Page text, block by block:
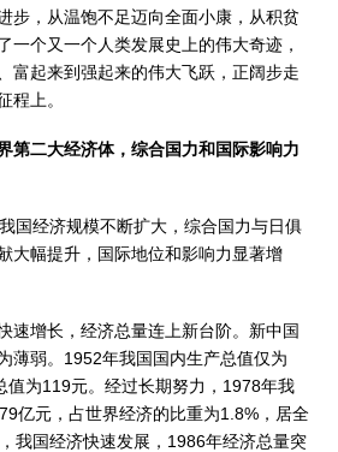
步，从温饱不足迈向全面小康，从积贫
一个又一个人类发展史上的伟大奇迹，
富起来到强起来的伟大飞跃，正阔步走
程上。
第二大经济体，综合国力和国际影响力
国经济规模不断扩大，综合国力与日俱
大幅提升，国际地位和影响力显著增
速增长，经济总量连上新台阶。新中国
薄弱。1952年我国国内生产总值仅为
值为119元。经过长期努力，1978年我
亿元，占世界经济的比重为1.8%，居全
我国经济快速发展，1986年经济总量突